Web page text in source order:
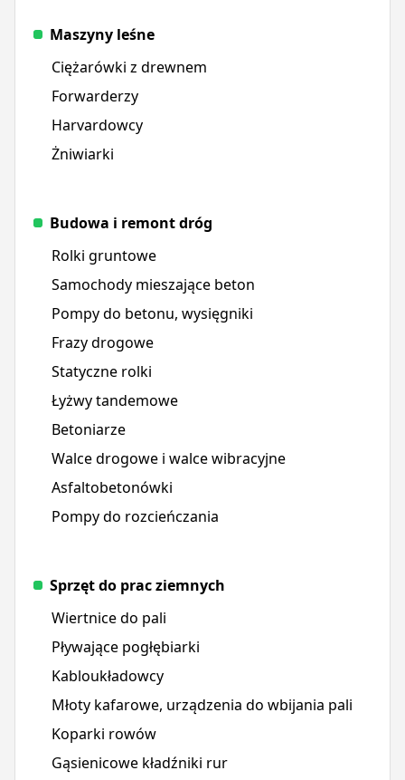
Maszyny leśne
Ciężarówki z drewnem
Forwarderzy
Harvardowcy
Żniwiarki
Budowa i remont dróg
Rolki gruntowe
Samochody mieszające beton
Pompy do betonu, wysięgniki
Frazy drogowe
Statyczne rolki
Łyżwy tandemowe
Betoniarze
Walce drogowe i walce wibracyjne
Asfaltobetonówki
Pompy do rozcieńczania
Sprzęt do prac ziemnych
Wiertnice do pali
Pływające pogłębiarki
Kabloukładowcy
Młoty kafarowe, urządzenia do wbijania pali
Koparki rowów
Gąsienicowe kładźniki rur